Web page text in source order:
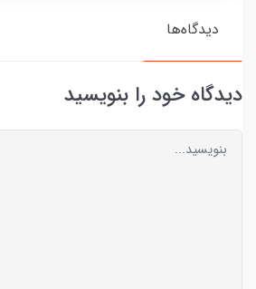
دیدگاه‌ها
دیدگاه خود را بنویسید